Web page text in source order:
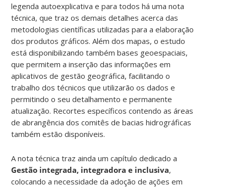
legenda autoexplicativa e para todos há uma nota
técnica, que traz os demais detalhes acerca das
metodologias científicas utilizadas para a elaboração
dos produtos gráficos. Além dos mapas, o estudo
está disponibilizando também bases geoespaciais,
que permitem a inserção das informações em
aplicativos de gestão geográfica, facilitando o
trabalho dos técnicos que utilizarão os dados e
permitindo o seu detalhamento e permanente
atualização. Recortes específicos contendo as áreas
de abrangência dos comitês de bacias hidrográficas
também estão disponíveis.
A nota técnica traz ainda um capítulo dedicado a
Gestão integrada, integradora e inclusiva,
colocando a necessidade da adoção de ações em